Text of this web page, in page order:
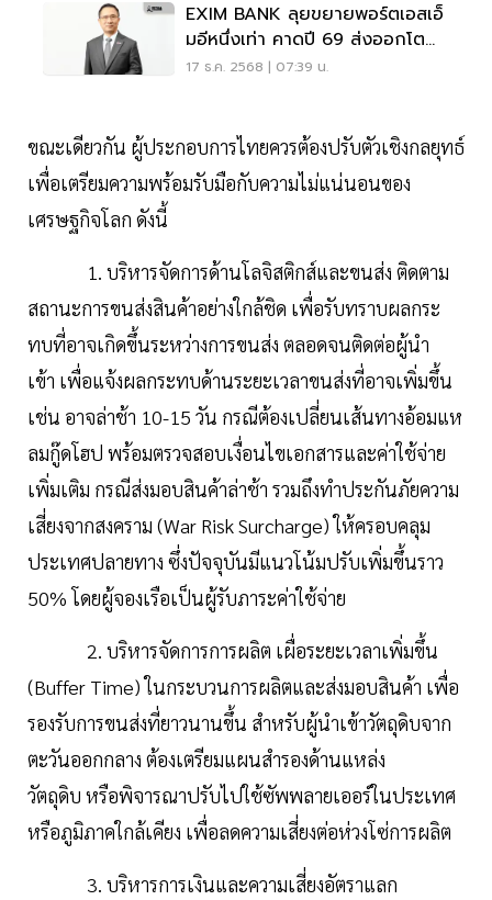
EXIM BANK ลุยขยายพอร์ตเอสเอ็
มอีหนึ่งเท่า คาดปี 69 ส่งออกโต
สูงสุด 2%
17 ธ.ค. 2568 | 07:39 น.
ขณะเดียวกัน ผู้ประกอบการไทยควรต้องปรับตัวเชิงกลยุทธ์
เพื่อเตรียมความพร้อมรับมือกับความไม่แน่นอนของ
เศรษฐกิจโลก ดังนี้
1. บริหารจัดการด้านโลจิสติกส์และขนส่ง ติดตาม
สถานะการขนส่งสินค้าอย่างใกล้ชิด เพื่อรับทราบผลกระ
ทบที่อาจเกิดขึ้นระหว่างการขนส่ง ตลอดจนติดต่อผู้นำ
เข้า เพื่อแจ้งผลกระทบด้านระยะเวลาขนส่งที่อาจเพิ่มขึ้น
เช่น อาจล่าช้า 10-15 วัน กรณีต้องเปลี่ยนเส้นทางอ้อมแห
ลมกู๊ดโฮป พร้อมตรวจสอบเงื่อนไขเอกสารและค่าใช้จ่าย
เพิ่มเติม กรณีส่งมอบสินค้าล่าช้า รวมถึงทำประกันภัยความ
เสี่ยงจากสงคราม (War Risk Surcharge) ให้ครอบคลุม
ประเทศปลายทาง ซึ่งปัจจุบันมีแนวโน้มปรับเพิ่มขึ้นราว
50% โดยผู้จองเรือเป็นผู้รับภาระค่าใช้จ่าย
2. บริหารจัดการการผลิต เผื่อระยะเวลาเพิ่มขึ้น
(Buffer Time) ในกระบวนการผลิตและส่งมอบสินค้า เพื่อ
รองรับการขนส่งที่ยาวนานขึ้น สำหรับผู้นำเข้าวัตถุดิบจาก
ตะวันออกกลาง ต้องเตรียมแผนสำรองด้านแหล่ง
วัตถุดิบ หรือพิจารณาปรับไปใช้ซัพพลายเออร์ในประเทศ
หรือภูมิภาคใกล้เคียง เพื่อลดความเสี่ยงต่อห่วงโซ่การผลิต
3. บริหารการเงินและความเสี่ยงอัตราแลก